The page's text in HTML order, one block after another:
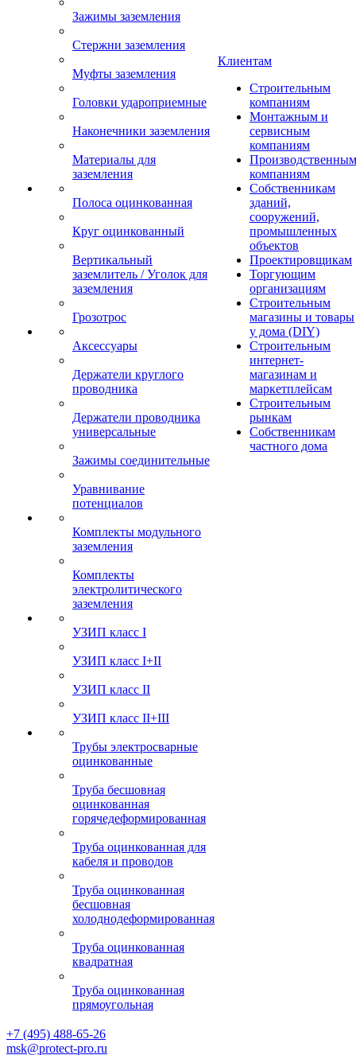
Зажимы заземления
Стержни заземления
Муфты заземления
Головки удароприемные
Наконечники заземления
Материалы для
заземления
Полоса оцинкованная
Круг оцинкованный
Вертикальный
заземлитель / Уголок для
заземления
Грозотрос
Аксессуары
Держатели круглого
проводника
Держатели проводника
универсальные
Зажимы соединительные
Уравнивание
потенциалов
Комплекты модульного
заземления
Комплекты
электролитического
заземления
УЗИП класс I
УЗИП класс I+II
УЗИП класс II
УЗИП класс II+III
Трубы электросварные
оцинкованные
Труба бесшовная
оцинкованная
горячедеформированная
Труба оцинкованная для
кабеля и проводов
Труба оцинкованная
бесшовная
холоднодеформированная
Труба оцинкованная
квадратная
Труба оцинкованная
прямоугольная
Клиентам
Строительным
компаниям
Монтажным и
сервисным
компаниям
Производственным
компаниям
Собственникам
зданий,
сооружений,
промышленных
объектов
Проектировщикам
Торгующим
организациям
Строительным
магазины и товары
у дома (DIY)
Строительным
интернет-
магазинам и
маркетплейсам
Строительным
рынкам
Собственникам
частного дома
+7 (495) 488-65-26
msk@protect-pro.ru